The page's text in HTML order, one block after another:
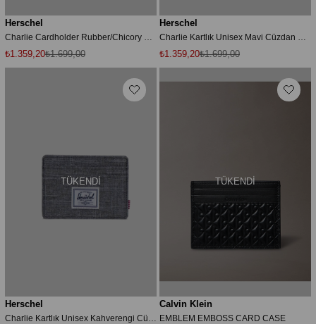
Herschel
Charlie Cardholder Rubber/Chicory Coffee
₺1.359,20₺1.699,00
Herschel
Charlie Kartlık Unisex Mavi Cüzdan UNISEX CÜZDAN 30065
₺1.359,20₺1.699,00
TÜKENDI
Herschel
TÜKENDI
Calvin Klein
EMBLEM EMBOSS CARD CASE